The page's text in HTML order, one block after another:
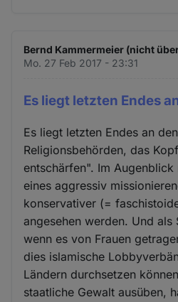
Bernd Kammermeier (nicht
Mo. 27 Feb 2017 - 23:31
Es liegt letzten Endes
Es liegt letzten Endes an
Religionsbehörden, das
entschärfen". Im Augenblick
eines aggressiv
konservativer (=
angesehen werden. Und als
wenn es von Frauen
dies islamische
Ländern durchsetzen
staatliche Gewalt ausüben,